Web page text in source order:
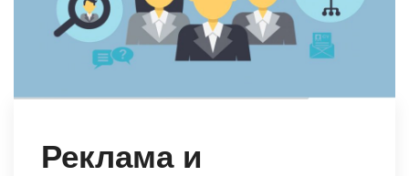
Реклама и